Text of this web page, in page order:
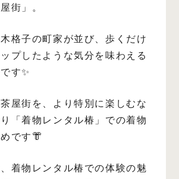
街」。
格子の町家が並び、歩くだけ
プしたような気分を味わえる
す✨
屋街を、より特別に楽しむな
「着物レンタル椿」での着物
です👘
着物レンタル椿での体験の魅